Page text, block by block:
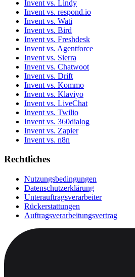
Invent vs. Lindy
Invent vs. respond.io
Invent vs. Wati
Invent vs. Bird
Invent vs. Freshdesk
Invent vs. Agentforce
Invent vs. Sierra
Invent vs. Chatwoot
Invent vs. Drift
Invent vs. Kommo
Invent vs. Klaviyo
Invent vs. LiveChat
Invent vs. Twilio
Invent vs. 360dialog
Invent vs. Zapier
Invent vs. n8n
Rechtliches
Nutzungsbedingungen
Datenschutzerklärung
Unterauftragsverarbeiter
Rückerstattungen
Auftragsverarbeitungsvertrag